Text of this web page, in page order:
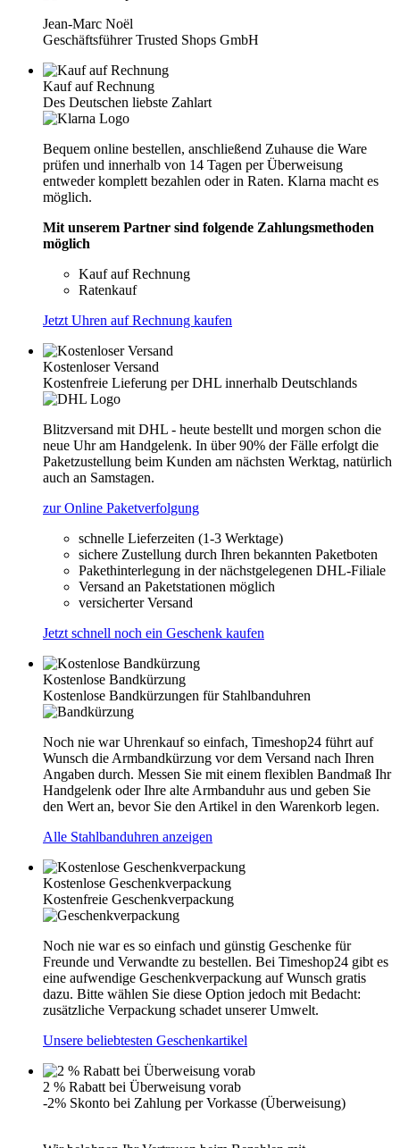
Jean-Marc Noël
Geschäftsführer Trusted Shops GmbH
Kauf auf Rechnung
Des Deutschen liebste Zahlart
Bequem online bestellen, anschließend Zuhause die Ware
prüfen und innerhalb von 14 Tagen per Überweisung
entweder komplett bezahlen oder in Raten. Klarna macht es
möglich.
Mit unserem Partner sind folgende Zahlungsmethoden
möglich
Kauf auf Rechnung
Ratenkauf
Jetzt Uhren auf Rechnung kaufen
Kostenloser Versand
Kostenfreie Lieferung per DHL innerhalb Deutschlands
Blitzversand mit DHL - heute bestellt und morgen schon die
neue Uhr am Handgelenk. In über 90% der Fälle erfolgt die
Paketzustellung beim Kunden am nächsten Werktag, natürlich
auch an Samstagen.
zur Online Paketverfolgung
schnelle Lieferzeiten (1-3 Werktage)
sichere Zustellung durch Ihren bekannten Paketboten
Pakethinterlegung in der nächstgelegenen DHL-Filiale
Versand an Paketstationen möglich
versicherter Versand
Jetzt schnell noch ein Geschenk kaufen
Kostenlose Bandkürzung
Kostenlose Bandkürzungen für Stahlbanduhren
Noch nie war Uhrenkauf so einfach, Timeshop24 führt auf
Wunsch die Armbandkürzung vor dem Versand nach Ihren
Angaben durch. Messen Sie mit einem flexiblen Bandmaß Ihr
Handgelenk oder Ihre alte Armbanduhr aus und geben Sie
den Wert an, bevor Sie den Artikel in den Warenkorb legen.
Alle Stahlbanduhren anzeigen
Kostenlose Geschenkverpackung
Kostenfreie Geschenkverpackung
Noch nie war es so einfach und günstig Geschenke für
Freunde und Verwandte zu bestellen. Bei Timeshop24 gibt es
eine aufwendige Geschenkverpackung auf Wunsch gratis
dazu. Bitte wählen Sie diese Option jedoch mit Bedacht:
zusätzliche Verpackung schadet unserer Umwelt.
Unsere beliebtesten Geschenkartikel
2 % Rabatt bei Überweisung vorab
-2% Skonto bei Zahlung per Vorkasse (Überweisung)